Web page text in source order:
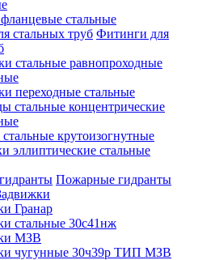
стальные
Фитинги для
стальные равнопроходные
переходные стальные
стальные концентрические
крутоизогнутные
эллиптические стальные
Пожарные гидранты
Гранар
стальные 30с41нж
МЗВ
чугунные 30ч39р ТИП МЗВ